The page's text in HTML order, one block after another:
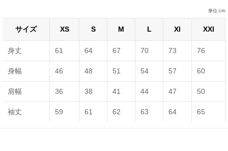
単位:cm
サイズ XS S M L Xl XXl
身丈 61 64 67 70 73 76
身幅 46 48 51 54 57 60
肩幅 36 38 41 44 47 50
袖丈 59 61 62 63 64 65